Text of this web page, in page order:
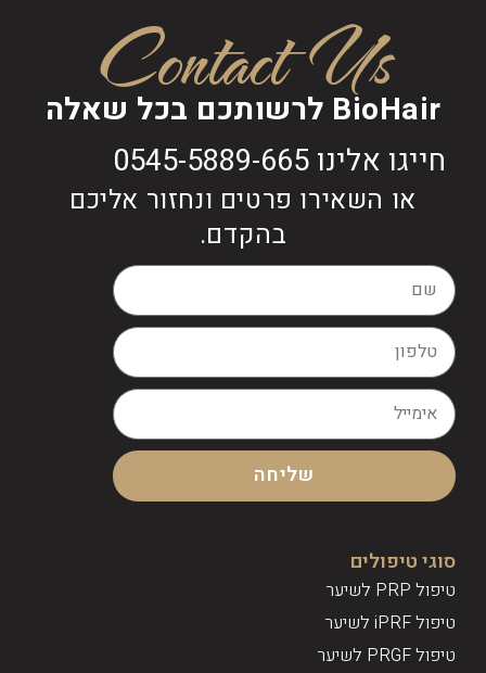
Contact Us
BioHair לרשותכם בכל שאלה
חייגו אלינו 0545-5889-665
או השאירו פרטים ונחזור אליכם
בהקדם.
שליחה
סוגי טיפולים
טיפול PRP לשיער
טיפול iPRF לשיער
טיפול PRGF לשיער